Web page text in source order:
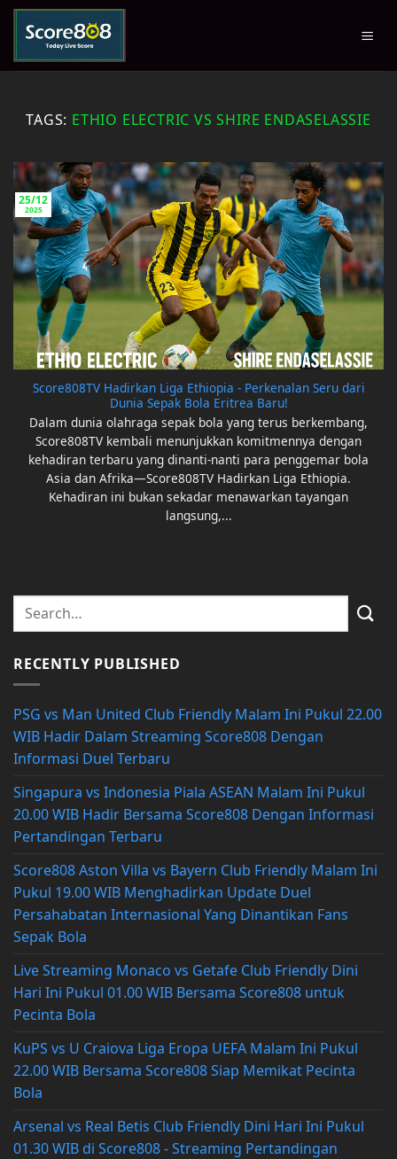
Skip
content
TAGS: ETHIO ELECTRIC VS SHIRE ENDASELASSIE
Score808TV Hadirkan Liga Ethiopia - Perkenalan Seru dari
Dunia Sepak Bola Eritrea Baru!
Dalam dunia olahraga sepak bola yang terus berkembang,
Score808TV kembali menunjukkan komitmennya dengan
kehadiran terbaru yang dinanti-nanti para penggemar bola
Asia dan Afrika—Score808TV Hadirkan Liga Ethiopia.
Kehadiran ini bukan sekadar menawarkan tayangan
langsung,...
25/12
2025
RECENTLY PUBLISHED
PSG vs Man United Club Friendly Malam Ini Pukul 22.00
WIB Hadir Dalam Streaming Score808 Dengan
Informasi Duel Terbaru
Singapura vs Indonesia Piala ASEAN Malam Ini Pukul
20.00 WIB Hadir Bersama Score808 Dengan Informasi
Pertandingan Terbaru
Score808 Aston Villa vs Bayern Club Friendly Malam Ini
Pukul 19.00 WIB Menghadirkan Update Duel
Persahabatan Internasional Yang Dinantikan Fans
Sepak Bola
Live Streaming Monaco vs Getafe Club Friendly Dini
Hari Ini Pukul 01.00 WIB Bersama Score808 untuk
Pecinta Bola
KuPS vs U Craiova Liga Eropa UEFA Malam Ini Pukul
22.00 WIB Bersama Score808 Siap Memikat Pecinta
Bola
Arsenal vs Real Betis Club Friendly Dini Hari Ini Pukul
01.30 WIB di Score808 - Streaming Pertandingan